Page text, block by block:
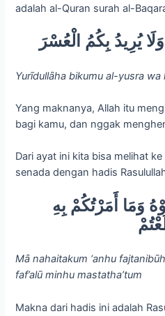
adalah al-Quran surah al-
يُرِيدُ بِكُمُ الْعُسْرَ
Yurīdullȃha bikumu al-yusra wa
Yang maknanya, Allah itu
bagi kamu, dan nggak
Dari ayat ini kita bisa melihat
senada dengan hadis
Mȃ nahaitakum ‘anhu
faf’alū minhu mastatha’tum
Makna dari hadis ini adalah